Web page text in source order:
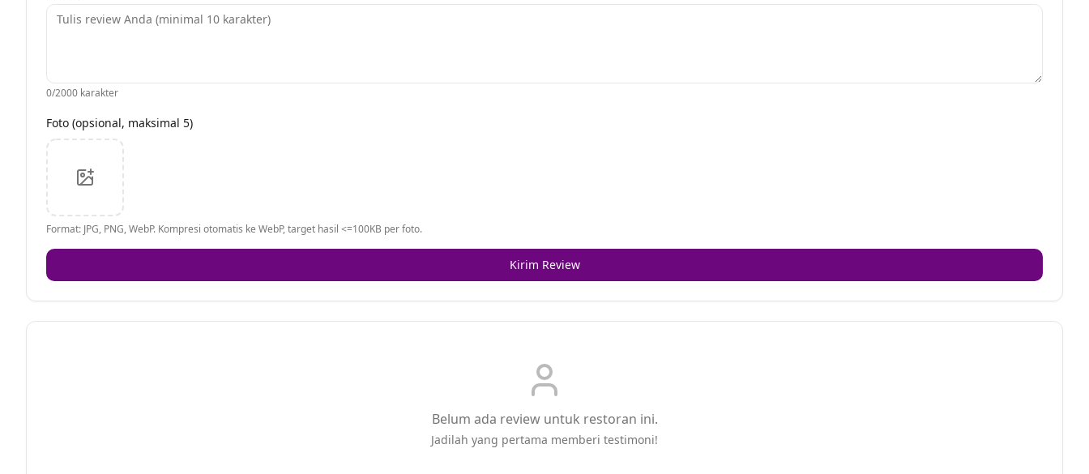
0/2000 karakter
Foto (opsional, maksimal 5)
Format: JPG, PNG, WebP. Kompresi otomatis ke WebP, target hasil <=100KB per foto.
Kirim Review
Belum ada review untuk restoran ini.
Jadilah yang pertama memberi testimoni!